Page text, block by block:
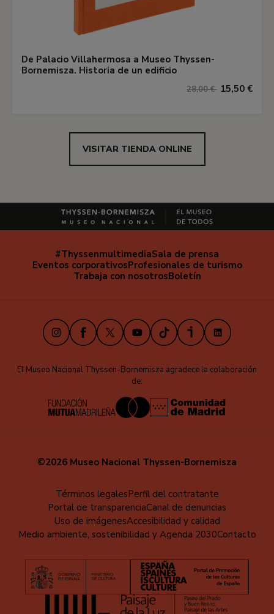
De Palacio Villahermosa a Museo Thyssen-
Bornemisza. Historia de un edificio
28,00 € 15,50 €
VISITAR TIENDA ONLINE
Navegación
secundaria
#ThyssenmultimediaSala de prensa
Eventos corporativosProfesionales de turismo
Trabaja con nosotrosBoletín
InstagramFacebook
X YoutubeTikTokiVooxLinkedIn
El Museo Nacional Thyssen-Bornemisza agradece la colaboración
de:
©2026 Museo Nacional Thyssen-Bornemisza
pie
Términos legalesPerfil del contratante
Portal de transparenciaCanal de denuncias
Uso de imágenesAccesibilidad y calidad
Medio ambiente, sostenibilidad y Agenda 2030Contacto